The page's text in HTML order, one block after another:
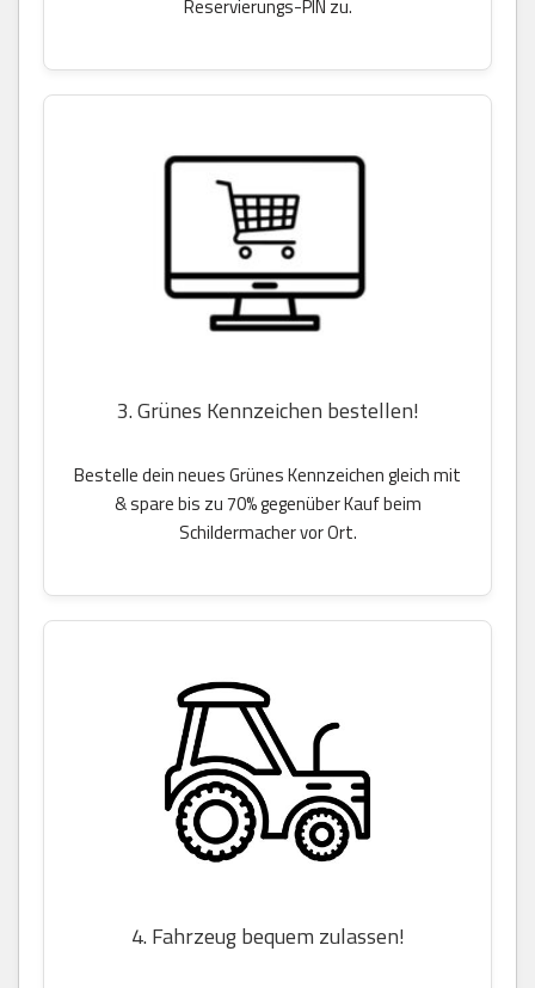
Reservierungs-PIN zu.
3. Grünes Kennzeichen bestellen!
Bestelle dein neues Grünes Kennzeichen gleich mit
& spare bis zu 70% gegenüber Kauf beim
Schildermacher vor Ort.
4. Fahrzeug bequem zulassen!